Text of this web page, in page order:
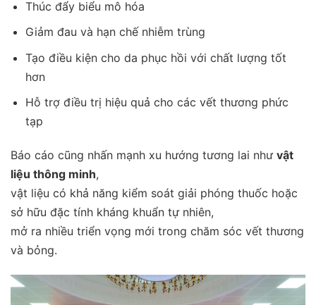
Thúc đẩy biểu mô hóa
Giảm đau và hạn chế nhiễm trùng
Tạo điều kiện cho da phục hồi với chất lượng tốt
hơn
Hỗ trợ điều trị hiệu quả cho các vết thương phức
tạp
Báo cáo cũng nhấn mạnh xu hướng tương lai như vật
liệu thông minh,
vật liệu có khả năng kiểm soát giải phóng thuốc hoặc
sở hữu đặc tính kháng khuẩn tự nhiên,
mở ra nhiều triển vọng mới trong chăm sóc vết thương
và bỏng.